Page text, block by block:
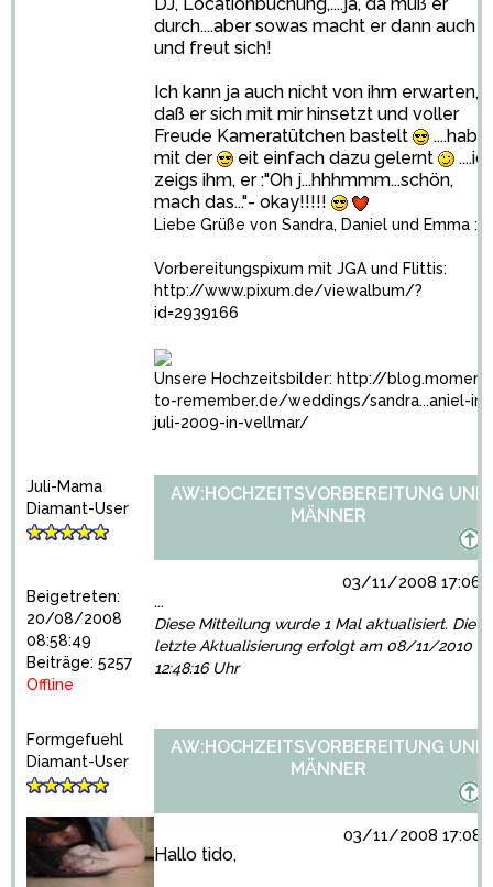
durch....aber sowas macht er dann auch
und freut sich!
Ich kann ja auch nicht von ihm erwarten,
daß er sich mit mir hinsetzt und voller
Freude Kameratütchen bastelt
....hab
mit der
eit einfach dazu gelernt
zeigs ihm, er :"Oh j...hhhmmm...schön,
mach das..."- okay!!!!!
Liebe Grüße von Sandra, Daniel und Emma :)
Vorbereitungspixum mit JGA und Flittis:
http://www.pixum.de/viewalbum/?
id=2939166
Unsere Hochzeitsbilder: http://
to-remember.de/weddings/sandra...aniel-
juli-2009-in-vellmar/
Juli-Mama
Diamant-User
Beigetreten:
20/08/2008
08:58:49
Beiträge: 5257
Offline
AW:HOCHZEITSVORBEREITUNG UND
MÄNNER
03/11/2008
...
Diese Mitteilung wurde 1 Mal aktualisiert. Die
letzte Aktualisierung erfolgt am 08/11/2010
12:48:16 Uhr
Formgefuehl
Diamant-User
AW:HOCHZEITSVORBEREITUNG UND
MÄNNER
03/11/2008
Hallo tido,